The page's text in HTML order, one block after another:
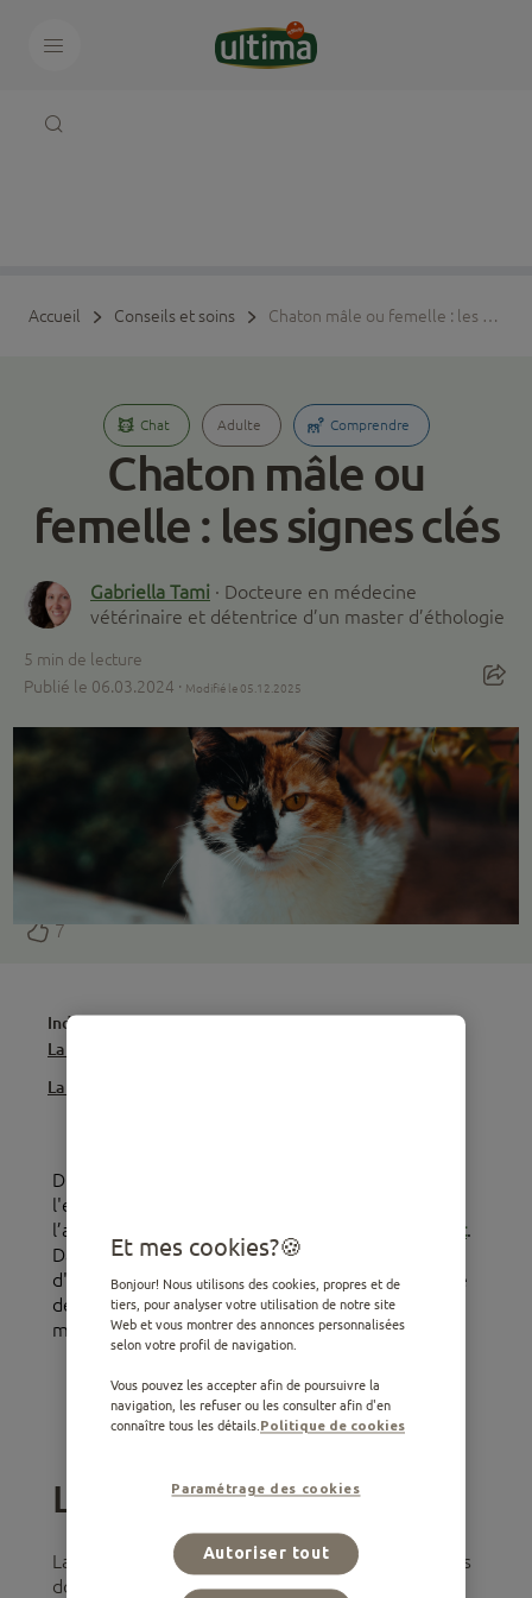
Accueil Conseils et soins Chaton mâle ou femelle : les signes clés
Chat Adulte Comprendre
Chaton mâle ou
femelle : les signes clés
Gabriella Tami · Docteure en médecine
vétérinaire et détentrice d’un master d’éthologie
5 min de lecture
Publié le 06.03.2024 · Modifié le 05.12.2025
7
Index
La couleur de la robe
La structure physique
Distinguer le sexe d'un chat va au-delà de
l'examen de la région génitale, comme nous
l’avons vu ensemble dans
notre article précédent.
Dans celui-ci, nous allons vous faire découvrir
d'autres éléments qui facilitent la reconnaissance
des caractéristiques distinctives entre un chat
mâle et une femelle.
Aliments recommandés pour les chats
La couleur de la robe
La couleur du pelage peut, dans certains cas, nous
donner des indices sur le sexe du chat. D’ailleurs,
Et mes cookies?
Bonjour! Nous utilisons des cookies, propres et de
tiers, pour analyser votre utilisation de notre site
Web et vous montrer des annonces personnalisées
selon votre profil de navigation.
Vous pouvez les accepter afin de poursuivre la
navigation, les refuser ou les consulter afin d'en
connaître tous les détails. Politique de cookies
Paramétrage des cookies
Autoriser tout